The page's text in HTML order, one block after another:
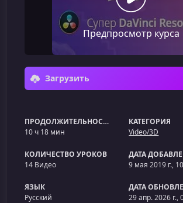
Предпросмотр курса
Загрузить
ПРОДОЛЖИТЕЛЬНОСТЬ
10 ч 18 мин
КАТЕГОРИЯ
Video/3D
КОЛИЧЕСТВО УРОКОВ
14 Видео
ДАТА
9 мая 2019 г.,
ЯЗЫК
Русский
ДАТА
29 апр. 2026 г.,